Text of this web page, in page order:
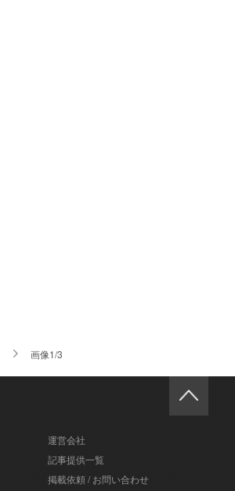
画像1/3
運営会社
記事提供一覧
掲載依頼 / お問い合わせ